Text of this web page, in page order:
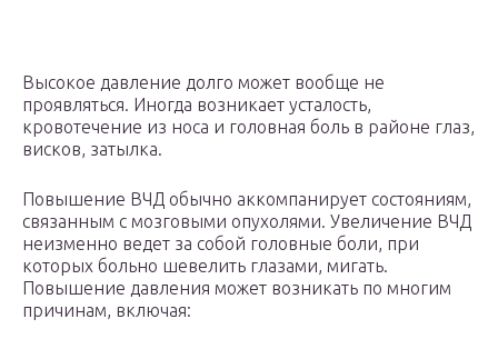
Высокое давление долго может вообще не
проявляться. Иногда возникает усталость,
кровотечение из носа и головная боль в районе глаз,
висков, затылка.
Повышение ВЧД обычно аккомпанирует состояниям,
связанным с мозговыми опухолями. Увеличение ВЧД
неизменно ведет за собой головные боли, при
которых больно шевелить глазами, мигать.
Повышение давления может возникать по многим
причинам, включая: